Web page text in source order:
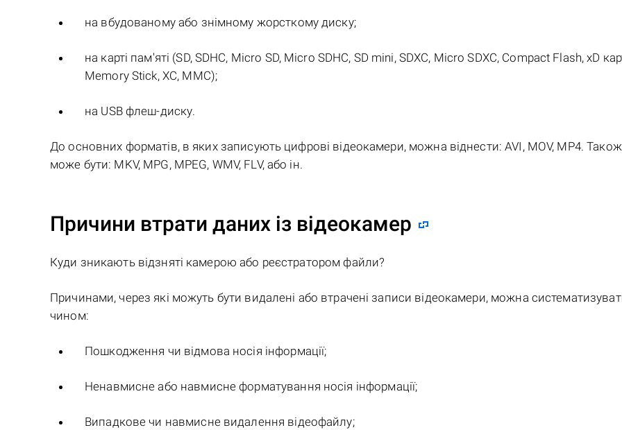
на вбудованому або знімному жорсткому диску;
на карті пам'яті (SD, SDHC, Micro SD, Micro SDHC, SD mini, SDXC, Micro SDXC, Compact Flash, xD
Memory Stick, XC, MMC);
на USB флеш-диску.
До основних форматів, в яких записують цифрові відеокамери, можна віднести: AVI, MOV, MP4.
може бути: MKV, MPG, MPEG, WMV, FLV, або ін.
Причини втрати даних із відеокамер
Куди зникають відзняті камерою або реєстратором файли?
Причинами, через які можуть бути видалені або втрачені записи відеокамери, можна
чином:
Пошкодження чи відмова носія інформації;
Ненавмисне або навмисне форматування носія інформації;
Випадкове чи навмисне видалення відеофайлу;